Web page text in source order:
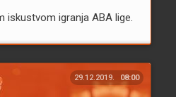
iskustvom igranja ABA lige.
29.12.2019. 08:00